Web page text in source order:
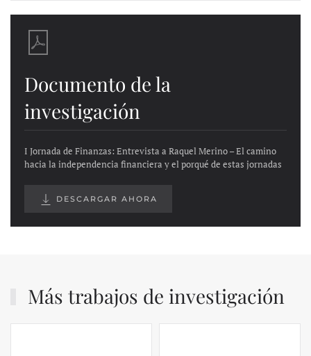
Documento de la
investigación
I Jornada de Finanzas: Entrevista a Raquel Merino – El camino
hacia la independencia financiera y el porqué de estas jornadas
DESCARGAR AHORA
Más trabajos de investigación